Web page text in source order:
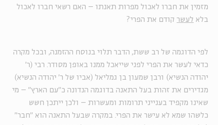
מזמין את חברו לאכול מפרות תאנתו – האם רשאי חברו לאכול
בלא לעשר קודם את הפרי?
לפי הדוגמה של רב ששת, הדבר תלוי בנוסח ההזמנה, ובכל מקרה
כדאי לעשר את הפרי לפני שייאכל ממנו באופן מסודר. רבי (ר'
יהודה הנשיא) ורבן שמעון בן גמליאל (אביו של ר' יהודה הנשיא)
מגדירים את זהות בעל התאנה בדוגמה הנדונה כ"עם הארץ" – מי
שאינו מקפיד בענייני תרומות ומעשרות – ולכן ייתכן חשש
כלשהו שמא לא עישר את הפרי. במקרה שבעל התאנה הוא "חבר"